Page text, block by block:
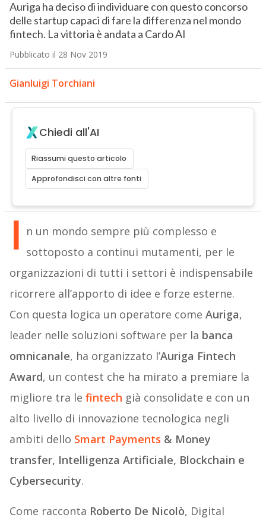
Auriga ha deciso di individuare con questo concorso
delle startup capaci di fare la differenza nel mondo
fintech. La vittoria è andata a Cardo AI
Pubblicato il 28 Nov 2019
Gianluigi Torchiani
Chiedi all'AI
Riassumi questo articolo
Approfondisci con altre fonti
I n un mondo sempre più complesso e
sottoposto a continui mutamenti, per le
organizzazioni di tutti i settori è indispensabile
ricorrere all’apporto di idee e forze esterne.
Con questa logica un operatore come Auriga,
leader nelle soluzioni software per la banca
omnicanale, ha organizzato l’Auriga Fintech
Award, un contest che ha mirato a premiare la
migliore tra le fintech già consolidate e con un
alto livello di innovazione tecnologica negli
ambiti dello Smart Payments & Money
transfer, Intelligenza Artificiale, Blockchain e
Cybersecurity.
Come racconta Roberto De Nicolò, Digital